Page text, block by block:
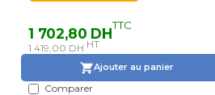
1 702,80 DHTTC
1 419,00 DH HT
Ajouter au panier
Comparer